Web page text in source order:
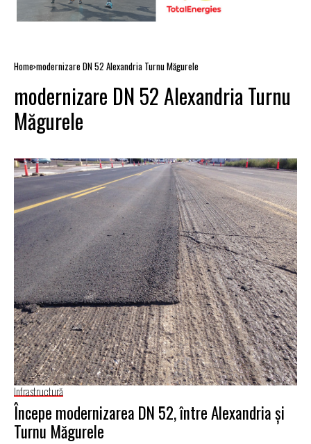
Home modernizare DN 52 Alexandria Turnu Măgurele
modernizare DN 52 Alexandria Turnu
Măgurele
Infrastructură
Începe modernizarea DN 52, între Alexandria și
Turnu Măgurele